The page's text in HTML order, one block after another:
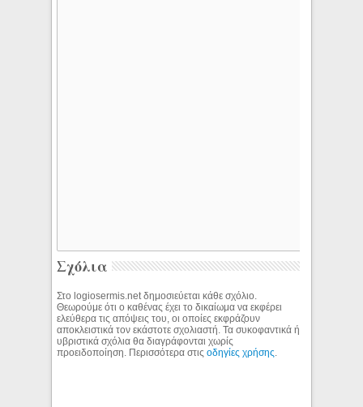
Σχόλια
Στο logiosermis.net δημοσιεύεται κάθε σχόλιο.
Θεωρούμε ότι ο καθένας έχει το δικαίωμα να εκφέρει
ελεύθερα τις απόψεις του, οι οποίες εκφράζουν
αποκλειστικά τον εκάστοτε σχολιαστή. Τα συκοφαντικά ή
υβριστικά σχόλια θα διαγράφονται χωρίς
προειδοποίηση. Περισσότερα στιςοδηγίες χρήσης